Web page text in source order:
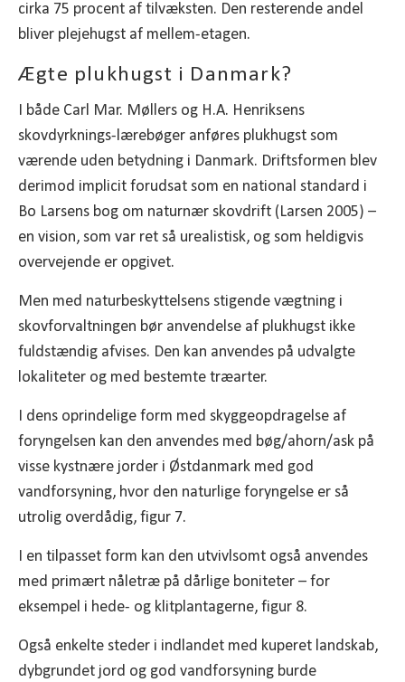
cirka 75 procent af tilvæksten. Den resterende andel
bliver plejehugst af mellem-etagen.
Ægte plukhugst i Danmark?
I både Carl Mar. Møllers og H.A. Henriksens
skovdyrknings-lærebøger anføres plukhugst som
værende uden betydning i Danmark. Driftsformen blev
derimod implicit forudsat som en national standard i
Bo Larsens bog om naturnær skovdrift (Larsen 2005) –
en vision, som var ret så urealistisk, og som heldigvis
overvejende er opgivet.
Men med naturbeskyttelsens stigende vægtning i
skovforvaltningen bør anvendelse af plukhugst ikke
fuldstændig afvises. Den kan anvendes på udvalgte
lokaliteter og med bestemte træarter.
I dens oprindelige form med skyggeopdragelse af
foryngelsen kan den anvendes med bøg/ahorn/ask på
visse kystnære jorder i Østdanmark med god
vandforsyning, hvor den naturlige foryngelse er så
utrolig overdådig, figur 7.
I en tilpasset form kan den utvivlsomt også anvendes
med primært nåletræ på dårlige boniteter – for
eksempel i hede- og klitplantagerne, figur 8.
Også enkelte steder i indlandet med kuperet landskab,
dybgrundet jord og god vandforsyning burde